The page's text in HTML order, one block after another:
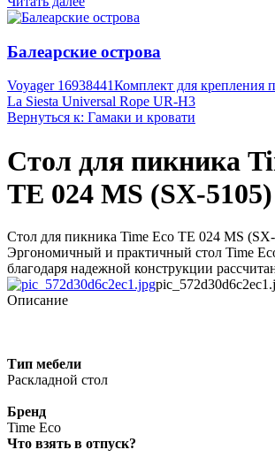
Балеарские острова
Voyager 16938441Комплект для крепления
La Siesta Universal Rope UR-H3
Вернуться к: Гамаки и кровати
Стол для пикника
TE 024 MS (SX-5105)
Стол для пикника Time Eco TE 024 MS
Эргономичный и практичный стол Time
благодаря надежной конструкции
Описание
Тип мебели
Раскладной стол
Бренд
Time Eco
Что взять в отпуск?